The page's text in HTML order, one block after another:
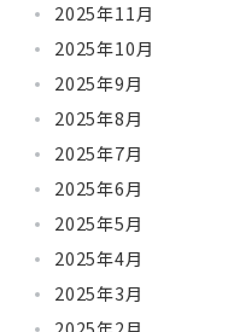
2025年11月
2025年10月
2025年9月
2025年8月
2025年7月
2025年6月
2025年5月
2025年4月
2025年3月